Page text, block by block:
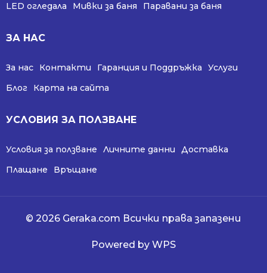
LED огледала
Мивки за баня Паравани за баня
ЗА НАС
За нас Контакти Гаранция и Поддръжка
Услуги
Блог
Карта на сайта
УСЛОВИЯ ЗА ПОЛЗВАНЕ
Условия за ползване Личните данни
Доставка
Плащане
Връщане
© 2026 Geraka.com Всички права запазени
Powered by WPS